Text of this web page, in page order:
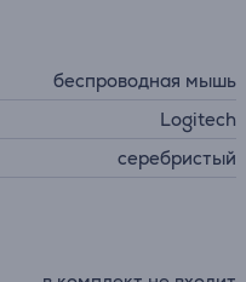
беспроводная мышь
Logitech
серебристый